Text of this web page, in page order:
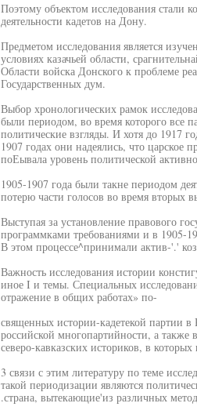
Поэтому объектом исследования стали
деятельности кадетов на Дону.
Предметом исследования является
условиях казачьей области,
Области войска Донского к проблеме
Государственных дум.
Выбор хронологических рамок
были периодом, во время которого все
политические взгляды. И хотя до 1917
1907 годах они надеялись, что царское
поЕывала уровень политической
1905-1907 года были такне периодом
потерю части голосов во время вторых
Выступая за установление правового
программками требованиями и в 1905-
В этом процессе^принимали актив-'.'
Важность исследования истории
иное I и темы. Специальных
отражение в общих работах» по-
священных истории-кадетекой партии
российской многопартийности, а также
северо-кавказских историков, в
3 связи с этим литературу по теме
такой периодизации являются
.страна, вытекающие'из различных